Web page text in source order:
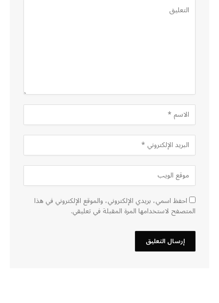
احفظ اسمي، بريدي الإلكتروني، والموقع الإلكتروني في هذا
المتصفح لاستخدامها المرة المقبلة في تعليقي.